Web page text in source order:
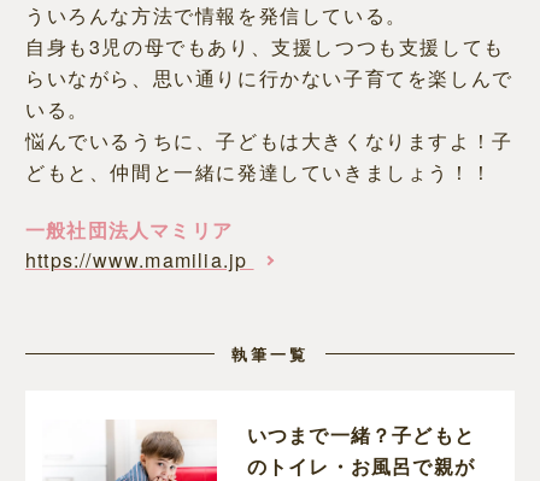
ういろんな方法で情報を発信している。
自身も3児の母でもあり、支援しつつも支援しても
らいながら、思い通りに行かない子育てを楽しんで
いる。
悩んでいるうちに、子どもは大きくなりますよ！子
どもと、仲間と一緒に発達していきましょう！！
一般社団法人マミリア
https://www.mamilia.jp
執筆一覧
いつまで一緒？子どもと
のトイレ・お風呂で親が